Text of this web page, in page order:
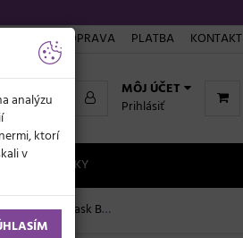
DOPRAVA PLATBA KONTAKT
MÔJ ÚČET
Prihlásiť
NOVINKY
- bordó, 150 ml
analýzu
ktorí
v